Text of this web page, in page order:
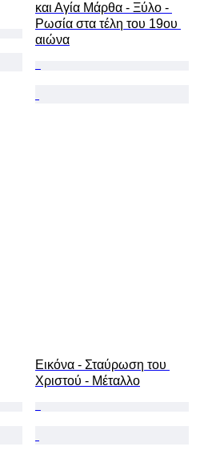
και Αγία Μάρθα - Ξύλο -
Ρωσία στα τέλη του 19ου
αιώνα
Εικόνα - Σταύρωση του
Χριστού - Μέταλλο